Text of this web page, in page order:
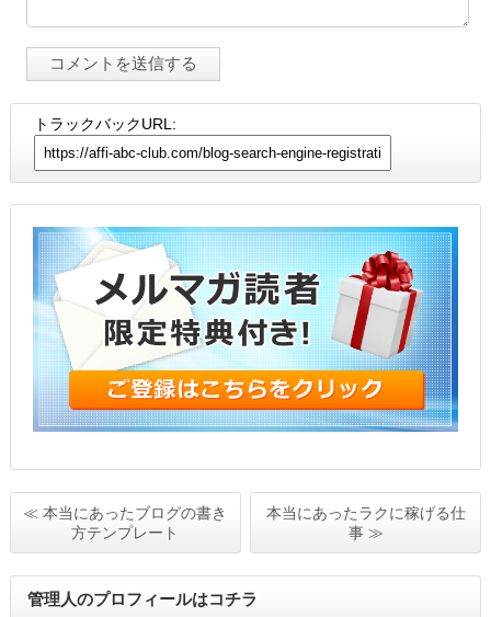
トラックバックURL:
≪ 本当にあったブログの書き
方テンプレート
本当にあったラクに稼げる仕
事 ≫
管理人のプロフィールはコチラ